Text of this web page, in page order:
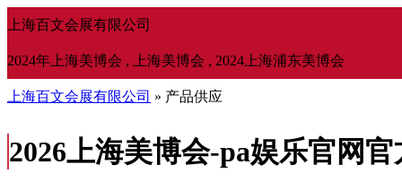
上海百文会展有限公司
2024年上海美博会 , 上海美博会 , 2024上海浦东美博会
上海百文会展有限公司 » 产品供应
2026上海美博会-pa娱乐官网